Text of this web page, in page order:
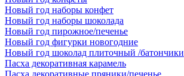
Новый год наборы конфет
Новый год наборы шоколада
Новый год пирожное/печенье
Новый год фигурки новогодние
Новый год шоколад плиточный /батончики
Пасха декоративная карамель
Пасха декоративные пряники/печенье